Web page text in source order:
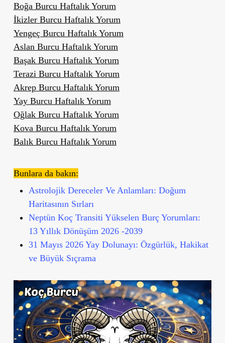
Boğa Burcu Haftalık Yorum
İkizler Burcu Haftalık Yorum
Yengeç Burcu Haftalık Yorum
Aslan Burcu Haftalık Yorum
Başak Burcu Haftalık Yorum
Terazi Burcu Haftalık Yorum
Akrep Burcu Haftalık Yorum
Yay Burcu Haftalık Yorum
Oğlak Burcu Haftalık Yorum
Kova Burcu Haftalık Yorum
Balık Burcu Haftalık Yorum
Bunlara da bakın:
Astrolojik Dereceler Ve Anlamları: Doğum
Haritasının Sırları
Neptün Koç Transiti Yükselen Burç Yorumları:
13 Yıllık Dönüşüm 2026 -2039
31 Mayıs 2026 Yay Dolunayı: Özgürlük, Hakikat
ve Büyük Sıçrama